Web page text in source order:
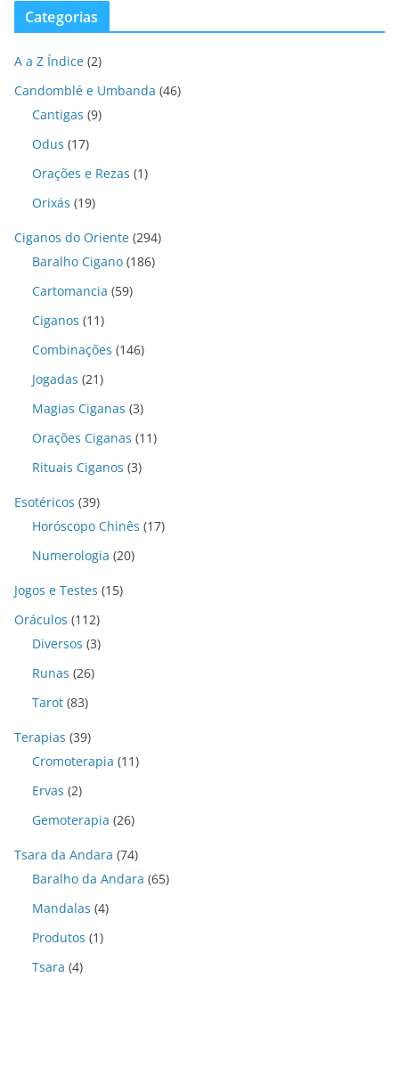
Categorias
A a Z Índice (2)
Candomblé e Umbanda (46)
Cantigas (9)
Odus (17)
Orações e Rezas (1)
Orixás (19)
Ciganos do Oriente (294)
Baralho Cigano (186)
Cartomancia (59)
Ciganos (11)
Combinações (146)
Jogadas (21)
Magias Ciganas (3)
Orações Ciganas (11)
Rituais Ciganos (3)
Esotéricos (39)
Horóscopo Chinês (17)
Numerologia (20)
Jogos e Testes (15)
Oráculos (112)
Diversos (3)
Runas (26)
Tarot (83)
Terapias (39)
Cromoterapia (11)
Ervas (2)
Gemoterapia (26)
Tsara da Andara (74)
Baralho da Andara (65)
Mandalas (4)
Produtos (1)
Tsara (4)